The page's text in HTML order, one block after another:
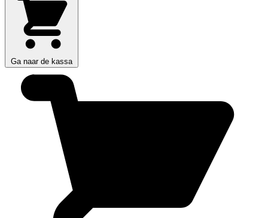
Ga naar de kassa